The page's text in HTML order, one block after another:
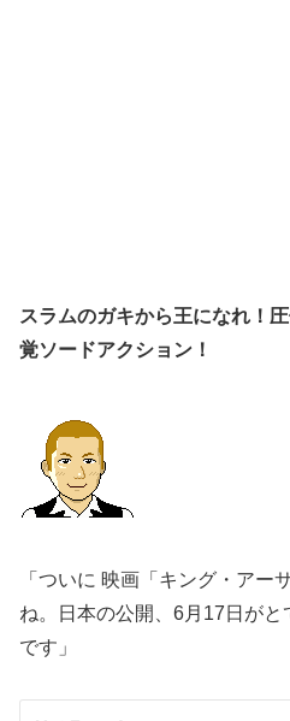
スラムのガキから王になれ！
覚ソードアクション！
「ついに 映画「キング・アー
ね。日本の公開、6月17日が
です」